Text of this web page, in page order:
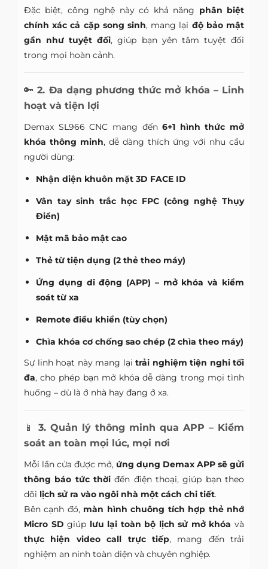
Đặc biệt, công nghệ này có khả năng phân biệt
chính xác cả cặp song sinh, mang lại độ bảo mật
gần như tuyệt đối, giúp bạn yên tâm tuyệt đối
trong mọi hoàn cảnh.
🔑2. Đa dạng phương thức mở khóa – Linh
hoạt và tiện lợi
Demax SL966 CNC mang đến6+1 hình thức mở
khóa thông minh, dễ dàng thích ứng với nhu cầu
người dùng:
Nhận diện khuôn mặt 3D FACE ID
Vân tay sinh trắc học FPC (công nghệ Thụy
Điển)
Mật mã bảo mật cao
Thẻ từ tiện dụng (2 thẻ theo máy)
Ứng dụng di động (APP) – mở khóa và kiểm
soát từ xa
Remote điều khiển (tùy chọn)
Chìa khóa cơ chống sao chép (2 chìa theo máy)
Sự linh hoạt này mang lại trải nghiệm tiện nghi tối
đa, cho phép bạn mở khóa dễ dàng trong mọi tình
huống – dù là ở nhà hay đang ở xa.
📱 3. Quản lý thông minh qua APP – Kiểm
soát an toàn mọi lúc, mọi nơi
Mỗi lần cửa được mở, ứng dụng Demax APP sẽ gửi
thông báo tức thời đến điện thoại, giúp bạn theo
dõi lịch sử ra vào ngôi nhà một cách chi tiết.
Bên cạnh đó, màn hình chuông tích hợp thẻ nhớ
Micro SD giúp lưu lại toàn bộ lịch sử mở khóa và
thực hiện video call trực tiếp, mang đến trải
nghiệm an ninh toàn diện và chuyên nghiệp.